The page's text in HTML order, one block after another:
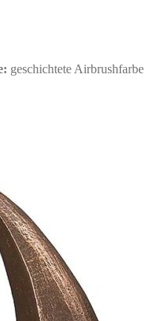
geschichtete Airbrushfarbe